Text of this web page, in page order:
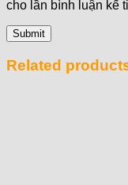
cho lần bình luận kế
Related